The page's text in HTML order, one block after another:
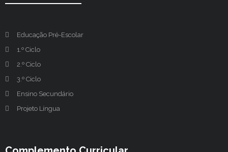
Educação Pré-Escolar
1.º Ciclo
2.º Ciclo
3.º Ciclo
Ensino Secundário
Projeto Língua